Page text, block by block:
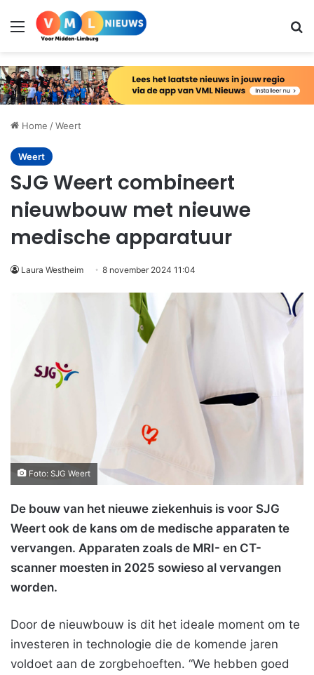
Menu
Home /Weert
Weert
SJG Weert combineert
nieuwbouw met nieuwe
medische apparatuur
Laura Westheim 8 november 2024 11:04
Foto: SJG Weert
De bouw van het nieuwe ziekenhuis is voor SJG
Weert ook de kans om de medische apparaten te
vervangen. Apparaten zoals de MRI- en CT-
scanner moesten in 2025 sowieso al vervangen
worden.
Door de nieuwbouw is dit het ideale moment om te
investeren in technologie die de komende jaren
voldoet aan de zorgbehoeften. “We hebben goed